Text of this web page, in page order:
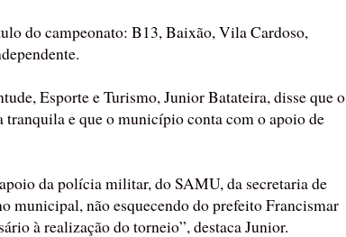
do campeonato: B13, Baixão, Vila Cardoso,
Esporte e Turismo, Junior Batateira, disse que o
tranquila e que o município conta com o apoio de
da polícia militar, do SAMU, da secretaria de
municipal, não esquecendo do prefeito Francismar
à realização do torneio”, destaca Junior.